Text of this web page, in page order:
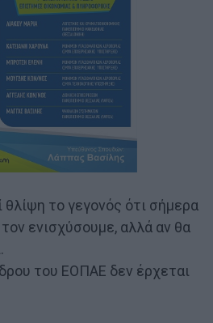
θλίψη το γεγονός ότι σήμερα
ενισχύσουμε, αλλά αν θα
του ΕΟΠΑΕ δεν έρχεται